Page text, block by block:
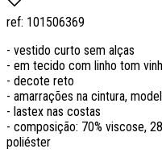
ref: 101506369
- vestido curto sem alças
- em tecido com linho tom
- decote reto
- amarrações na cintura,
- lastex nas costas
- composição: 70% viscose,
poliéster